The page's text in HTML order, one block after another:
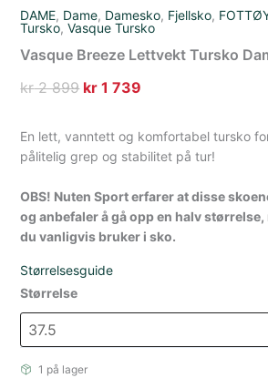
DAME, Dame, Damesko, Fjellsko,
Tursko,Vasque Tursko
Vasque Breeze Lettvekt Tursko
kr2 899 Opprinnelig
var:
kr 2
kr 1 739
er:
kr 1
En lett, vanntett og komfortabel tursko
pålitelig grep og stabilitet på tur!
OBS! Nuten Sport erfarer at disse
og anbefaler å gå opp en halv
du vanligvis bruker i sko.
Størrelsesguide
Størrelse
1 på lager